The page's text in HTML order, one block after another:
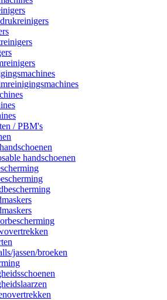
/ PBM's
handschoenen
jassen/broeken